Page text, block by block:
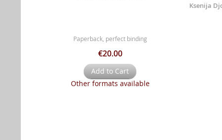
Paperback, perfect binding
€20.00
Add to Cart
Other formats available
Ksenija